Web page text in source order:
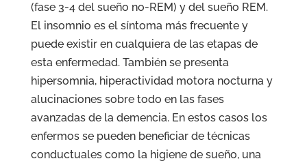
(fase 3-4 del sueño no-REM) y del sueño REM.
El insomnio es el síntoma más frecuente y
puede existir en cualquiera de las etapas de
esta enfermedad. También se presenta
hipersomnia, hiperactividad motora nocturna y
alucinaciones sobre todo en las fases
avanzadas de la demencia. En estos casos los
enfermos se pueden beneficiar de técnicas
conductuales como la higiene de sueño, una